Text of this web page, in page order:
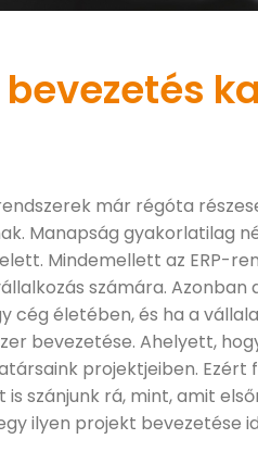
már régóta
Manapság gyakorlatilag
Mindemellett az ERP-
számára. Azonban
cég életében, és ha a
bevezetése. Ahelyett,
projektjeiben. Ezért
szánjunk rá, mint, amit
ilyen projekt bevezetése